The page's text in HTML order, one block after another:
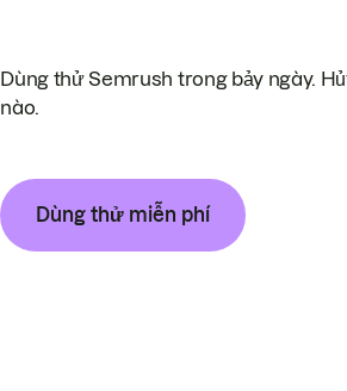
Dùng thử Semrush trong bảy ngày.
nào.
Dùng thử miễn phí